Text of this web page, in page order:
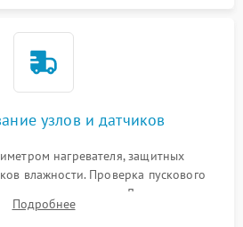
узлов и датчиков
нагревателя, защитных
влажности. Проверка пускового
мотора и помпы. Для машин с
работы компрессора и
Подробнее